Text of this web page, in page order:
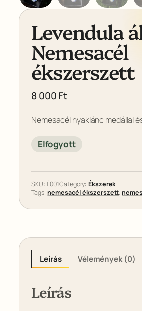
Levendula
Nemesacél
ékszerszett
8 000Ft
Nemesacél nyaklánc medállal
Elfogyott
SKU: É001Category:Ékszerek
Tags:nemesacél ékszerszett,
Leírás Vélemények (0)
Leírás